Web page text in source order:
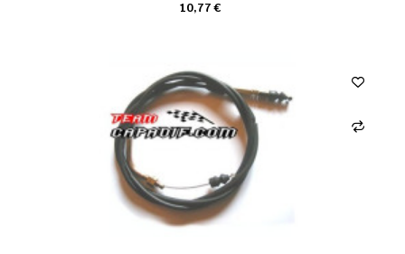
10,77 €
KARTE